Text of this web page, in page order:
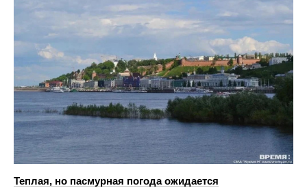
Теплая, но пасмурная погода ожидается